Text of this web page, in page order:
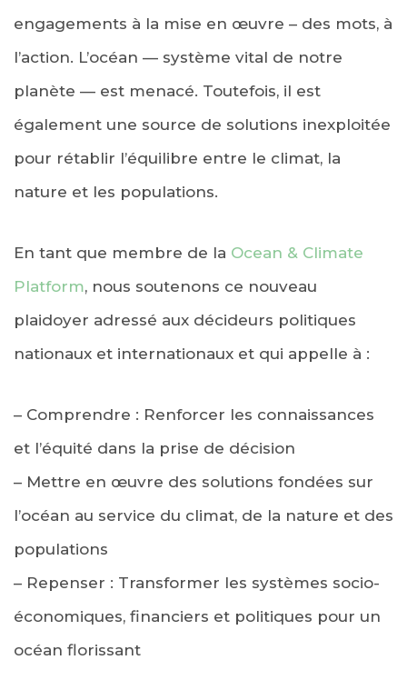
engagements à la mise en œuvre – des mots, à
l’action. L’océan — système vital de notre
planète — est menacé. Toutefois, il est
également une source de solutions inexploitée
pour rétablir l’équilibre entre le climat, la
nature et les populations.
En tant que membre de la Ocean & Climate
Platform, nous soutenons ce nouveau
plaidoyer adressé aux décideurs politiques
nationaux et internationaux et qui appelle à :
– Comprendre : Renforcer les connaissances
et l’équité dans la prise de décision
– Mettre en œuvre des solutions fondées sur
l’océan au service du climat, de la nature et des
populations
– Repenser : Transformer les systèmes socio-
économiques, financiers et politiques pour un
océan florissant